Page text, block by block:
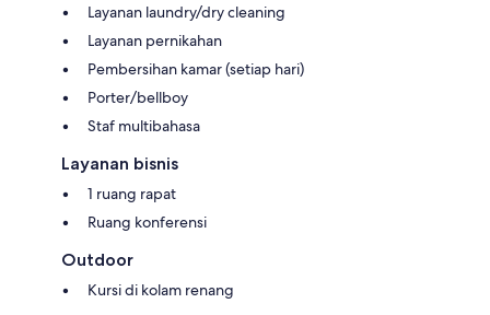
Layanan laundry/dry cleaning
Layanan pernikahan
Pembersihan kamar (setiap hari)
Porter/bellboy
Staf multibahasa
Layanan bisnis
1 ruang rapat
Ruang konferensi
Outdoor
Kursi di kolam renang